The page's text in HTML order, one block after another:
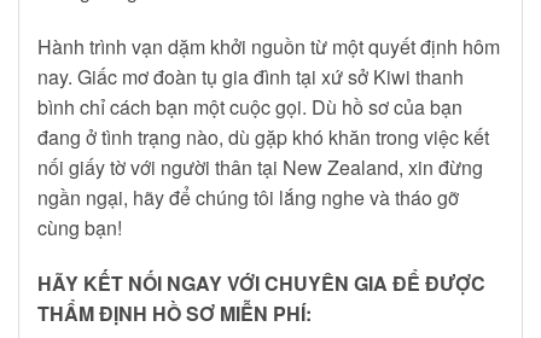
Hành trình vạn dặm khởi nguồn từ một quyết định hôm
nay. Giấc mơ đoàn tụ gia đình tại xứ sở Kiwi thanh
bình chỉ cách bạn một cuộc gọi. Dù hồ sơ của bạn
đang ở tình trạng nào, dù gặp khó khăn trong việc kết
nối giấy tờ với người thân tại New Zealand, xin đừng
ngần ngại, hãy để chúng tôi lắng nghe và tháo gỡ
cùng bạn!
HÃY KẾT NỐI NGAY VỚI CHUYÊN GIA ĐỂ ĐƯỢC
THẨM ĐỊNH HỒ SƠ MIỄN PHÍ: